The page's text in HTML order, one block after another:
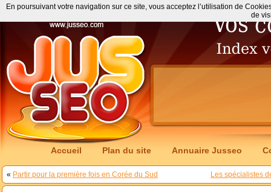
Accueil Plan du site Annuaire Jusseo
« Partir pour la première fois en Corée du Sud Les spécialistes
En poursuivant votre navigation sur ce site, vous acceptez l’utilisation de
de